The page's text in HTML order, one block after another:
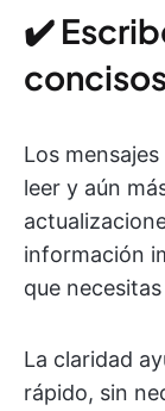
✔️
Los
leer y aún
información
que
La claridad
rápido, sin